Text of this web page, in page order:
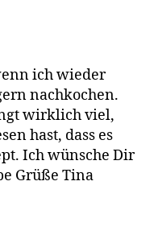
ich wieder
nachkochen.
wirklich viel,
hast, dass es
Ich wünsche Dir
Grüße Tina